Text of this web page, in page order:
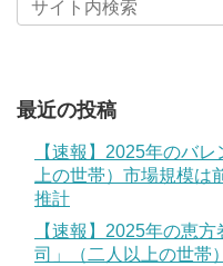
最近の投稿
【速報】2025年のバ
上の世帯）市場規模は
推計
【速報】2025年の恵
司」（二人以上の世帯